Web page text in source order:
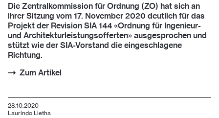
Die Zentralkommission für Ordnung (ZO) hat sich an
ihrer Sitzung vom 17. November 2020 deutlich für das
Projekt der Revision SIA 144 «Ordnung für Ingenieur-
und Architekturleistungsofferten» ausgesprochen und
stützt wie der SIA-Vorstand die eingeschlagene
Richtung.
Zum Artikel
28.10.2020
Laurindo Lietha